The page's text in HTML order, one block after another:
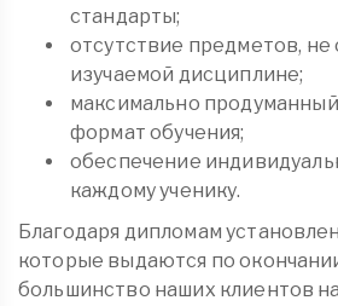
стандарты;
отсутствие предметов, не
изучаемой дисциплине;
максимально
формат обучения;
обеспечение
каждому ученику.
Благодаря дипломам
которые выдаются по
большинство наших клиентов